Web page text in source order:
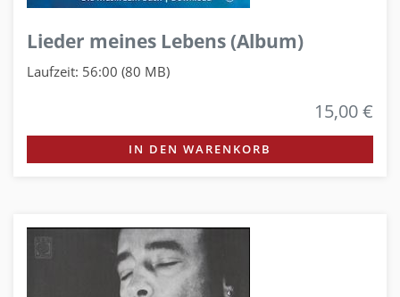
Lieder meines Lebens (Album)
Laufzeit: 56:00 (80 MB)
15,00 €
IN DEN WARENKORB